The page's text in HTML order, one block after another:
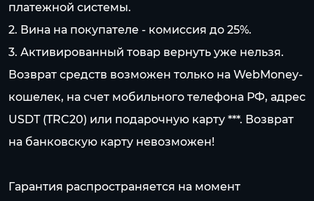
платежной системы.
2. Вина на покупателе - комиссия до 25%.
3. Активированный товар вернуть уже нельзя.
Возврат средств возможен только на WebMoney-
кошелек, на счет мобильного телефона РФ, адрес
USDT (TRC20) или подарочную карту ***. Возврат
на банковскую карту невозможен!
Гарантия распространяется на момент